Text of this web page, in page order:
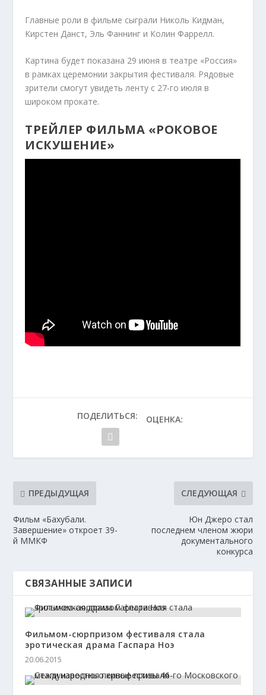
Главные роли в фильме сыграли Николь Кидман,
Кирстен Данст, Эль Фаннинг и Колин Фаррелл.
Картина будет показана 29 июня в театре «Россия»
в рамках церемонии закрытия фестиваля. Рядовые
зрители смогут увидеть ленту с 27-го июля в
широком прокате.
ТРЕЙЛЕР ФИЛЬМА «РОКОВОЕ
ИСКУШЕНИЕ»
ПОДЕЛИТЬСЯ: ОЦЕНКА:
ПРЕДЫДУЩАЯ
Фильм «Бахубали.
Завершение» откроет 39-
й ММКФ
СЛЕДУЮЩАЯ
Юн Джеро стал
последнем членом жюри
документального
конкурса
СВЯЗАННЫЕ ЗАПИСИ
Фильмом-сюрпризом фестиваля стала
эротическая драма Гаспара Ноэ
20.06.2015